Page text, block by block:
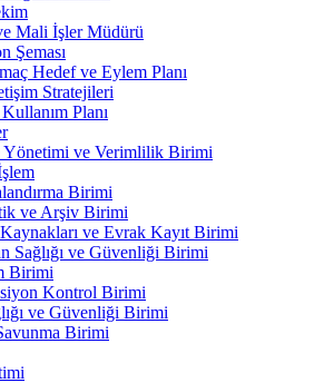
Mali İşler Müdürü
Şeması
Hedef ve Eylem Planı
Stratejileri
Planı
Yönetimi ve Verimlilik Birimi
Birimi
ve Arşiv Birimi
ve Evrak Kayıt Birimi
Sağlığı ve Güvenliği Birimi
Birimi
Kontrol Birimi
ve Güvenliği Birimi
Birimi